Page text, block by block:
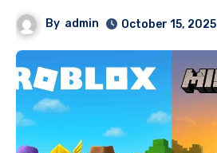
By admin October 15, 2025